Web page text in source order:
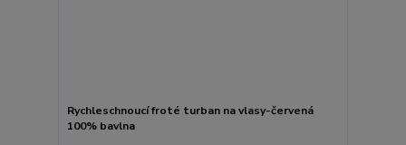
Rychleschnoucí froté turban na vlasy-červená
100% bavlna